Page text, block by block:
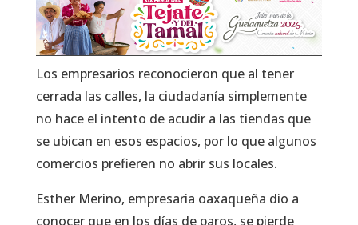
Los empresarios reconocieron que al tener
cerrada las calles, la ciudadanía simplemente
no hace el intento de acudir a las tiendas que
se ubican en esos espacios, por lo que algunos
comercios prefieren no abrir sus locales.
Esther Merino, empresaria oaxaqueña dio a
conocer que en los días de paros, se pierde